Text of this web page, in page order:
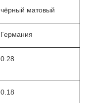
чёрный матовый
Германия
0.28
0.18